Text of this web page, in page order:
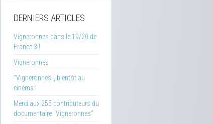
DERNIERS ARTICLES
Vigneronnes dans le 19/20 de
France 3 !
Vigneronnes
"Vigneronnes", bientôt au
cinéma !
Merci aux 255 contributeurs du
documentaire "Vigneronnes"